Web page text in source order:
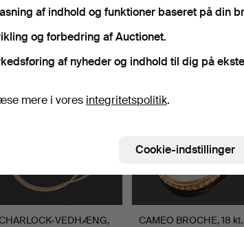
VEDHÆNG,
CAMEO BROCHE, 18 kt.
af indhold og funktioner baseret på din
og forbedring af Auctionet.
af nyheder og indhold til dig på
mere i vores integritetspolitik.
Cookie-indstillinger